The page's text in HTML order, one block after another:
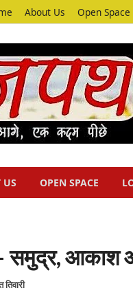
About Us Open Space
US OPEN SPACE
समुद्र, आकाश
तिवारी